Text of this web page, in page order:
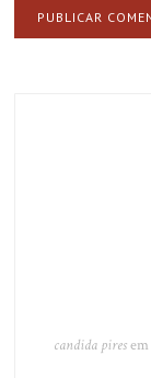
candida piresem